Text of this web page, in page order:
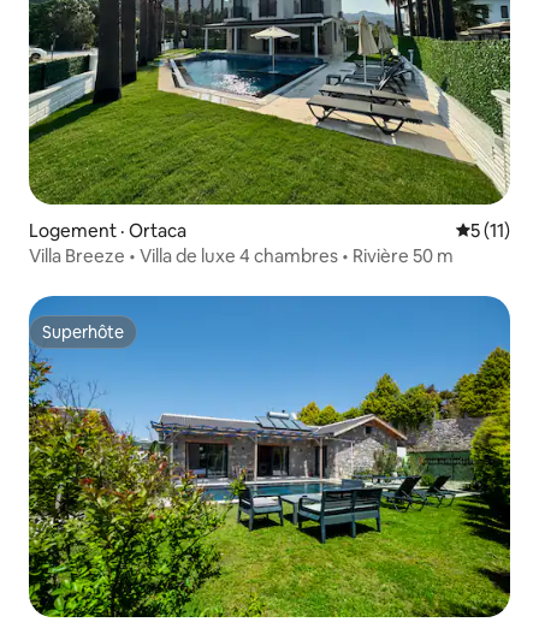
Logement · Ortaca Note
5 (11)
Villa Breeze • Villa de luxe 4 chambres • Rivière 50 m
Superhôte
Superhôte